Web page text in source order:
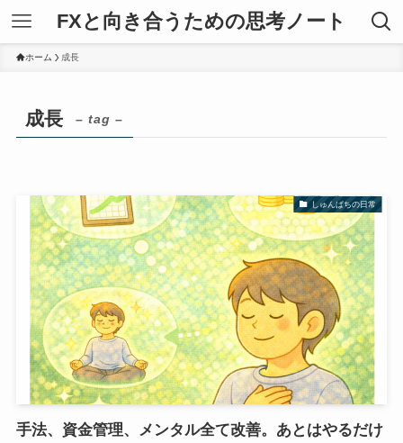
FXと向き合うための思考ノート
ホーム 成長
成長 – tag –
しゅんぱちの日常
手法、資金管理、メンタル全て改善。あとはやるだけ